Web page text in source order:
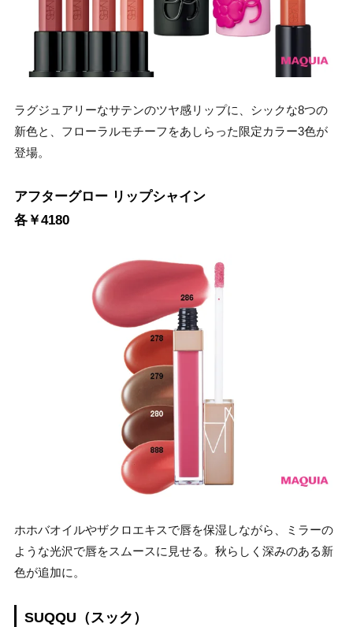
ラグジュアリーなサテンのツヤ感リップに、シックな8つの
新色と、フローラルモチーフをあしらった限定カラー3色が
登場。
アフターグロー リップシャイン
各￥4180
ホホバオイルやザクロエキスで唇を保湿しながら、ミラーの
ような光沢で唇をスムースに見せる。秋らしく深みのある新
色が追加に。
SUQQU（スック）